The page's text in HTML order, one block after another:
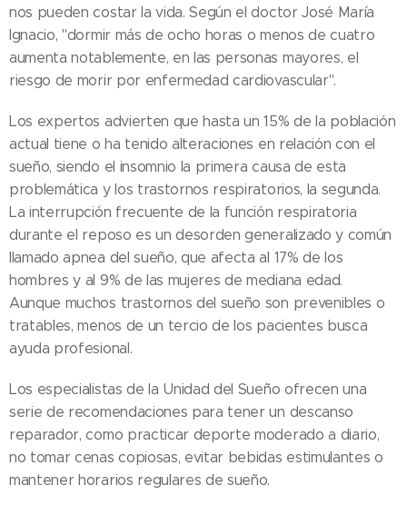
nos pueden costar la vida. Según el doctor José María
Ignacio, "dormir más de ocho horas o menos de cuatro
aumenta notablemente, en las personas mayores, el
riesgo de morir por enfermedad cardiovascular".
Los expertos advierten que hasta un 15% de la población
actual tiene o ha tenido alteraciones en relación con el
sueño, siendo el insomnio la primera causa de esta
problemática y los trastornos respiratorios, la segunda.
La interrupción frecuente de la función respiratoria
durante el reposo es un desorden generalizado y común
llamado apnea del sueño, que afecta al 17% de los
hombres y al 9% de las mujeres de mediana edad.
Aunque muchos trastornos del sueño son prevenibles o
tratables, menos de un tercio de los pacientes busca
ayuda profesional.
Los especialistas de la Unidad del Sueño ofrecen una
serie de recomendaciones para tener un descanso
reparador, como practicar deporte moderado a diario,
no tomar cenas copiosas, evitar bebidas estimulantes o
mantener horarios regulares de sueño.